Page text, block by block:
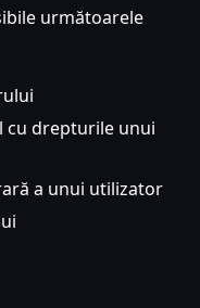
următoarele
cu drepturile unui
a unui utilizator